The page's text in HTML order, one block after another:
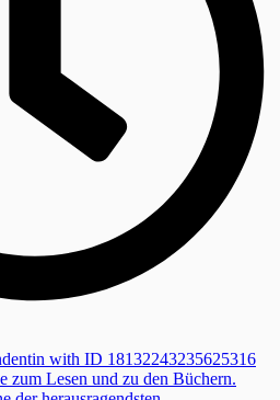
with ID 18132243235625316